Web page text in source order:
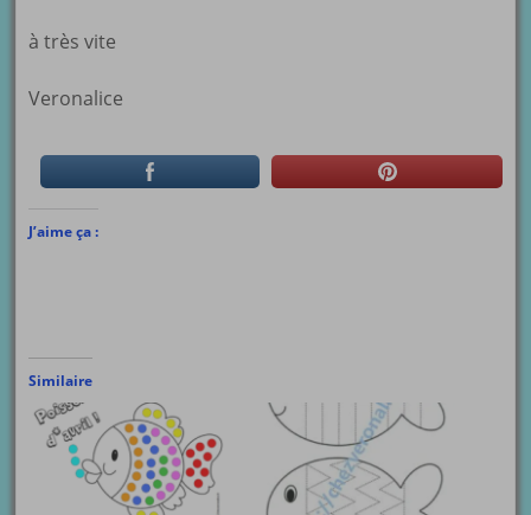
à très vite
Veronalice
J’aime ça :
Similaire